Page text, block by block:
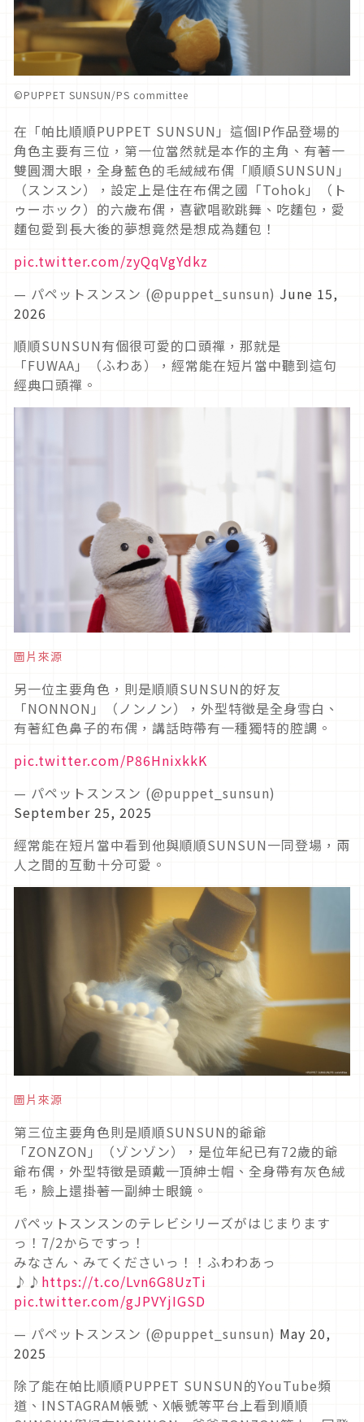
©︎PUPPET SUNSUN/PS committee
在「帕比順順PUPPET SUNSUN」這個IP作品登場的
角色主要有三位，第一位當然就是本作的主角、有著一
雙圓潤大眼，全身藍色的毛絨絨布偶「順順SUNSUN」
（スンスン），設定上是住在布偶之國「Tohok」（ト
ゥーホック）的六歲布偶，喜歡唱歌跳舞、吃麵包，愛
麵包愛到長大後的夢想竟然是想成為麵包！
pic.twitter.com/zyQqVgYdkz
— パペットスンスン (@puppet_sunsun) June 15,
2026
順順SUNSUN有個很可愛的口頭禪，那就是
「FUWAA」（ふわあ），經常能在短片當中聽到這句
經典口頭禪。
圖片來源
另一位主要角色，則是順順SUNSUN的好友
「NONNON」（ノンノン），外型特徵是全身雪白、
有著紅色鼻子的布偶，講話時帶有一種獨特的腔調。
pic.twitter.com/P86HnixkkK
— パペットスンスン (@puppet_sunsun)
September 25, 2025
經常能在短片當中看到他與順順SUNSUN一同登場，兩
人之間的互動十分可愛。
圖片來源
第三位主要角色則是順順SUNSUN的爺爺
「ZONZON」（ゾンゾン），是位年紀已有72歲的爺
爺布偶，外型特徵是頭戴一頂紳士帽、全身帶有灰色絨
毛，臉上還掛著一副紳士眼鏡。
パペットスンスンのテレビシリーズがはじまります
っ！7/2からですっ！
みなさん、みてくださいっ！！ふわわあっ
♪♪ https://t.co/Lvn6G8UzTi
pic.twitter.com/gJPVYjIGSD
— パペットスンスン (@puppet_sunsun) May 20,
2025
除了能在帕比順順PUPPET SUNSUN的YouTube頻
道、INSTAGRAM帳號、X帳號等平台上看到順順